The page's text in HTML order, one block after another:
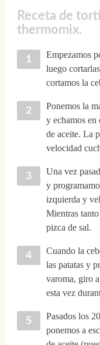
Receta de
thermomix.
Empezamos
luego
cortamos la
Ponemos la
y echamos
de aceite. La
velocidad
Una vez
y
izquierda y
Mientras
pizca de sal.
Cuando la
las patatas y
varoma, giro
esta vez
Pasados los
ponemos a